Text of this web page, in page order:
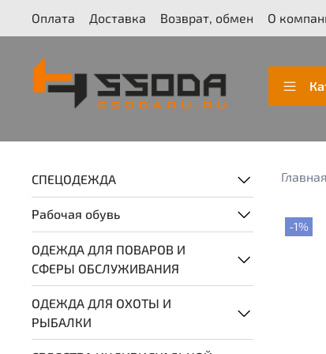
Оплата Доставка Возврат, обмен О
Главная
-1%
СПЕЦОДЕЖДА
Рабочая обувь
ОДЕЖДА ДЛЯ ПОВАРОВ И
СФЕРЫ ОБСЛУЖИВАНИЯ
ОДЕЖДА ДЛЯ ОХОТЫ И
РЫБАЛКИ